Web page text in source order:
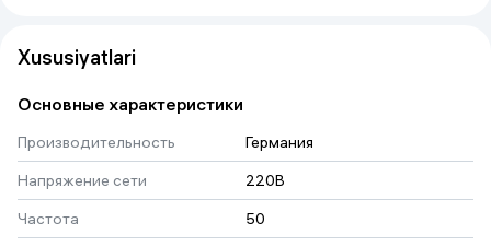
Xususiyatlari
Основные характеристики
Производительность
Германия
Напряжение сети
220В
Частота
50